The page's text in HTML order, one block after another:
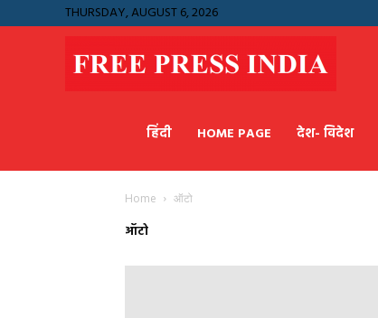
THURSDAY, AUGUST 6, 2026
Press
हिंदी HOME PAGE देश- विदेश
Home ऑटो
ऑटो